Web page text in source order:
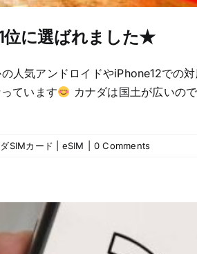
位に選ばれました★
人気アンドロイドやiPhone12での
ています
カナダは国土が広いの
SIMカード | eSIM 0 Comments